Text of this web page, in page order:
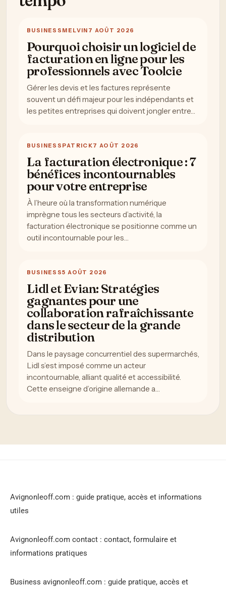
BUSINESS MELVIN 7 AOÛT 2026
Pourquoi choisir un logiciel de
facturation en ligne pour les
professionnels avec Toolcie
Gérer les devis et les factures représente
souvent un défi majeur pour les indépendants et
les petites entreprises qui doivent jongler entre…
BUSINESS PATRICK7 AOÛT 2026
La facturation électronique : 7
bénéfices incontournables
pour votre entreprise
À l’heure où la transformation numérique
imprègne tous les secteurs d’activité, la
facturation électronique se positionne comme un
outil incontournable pour les…
BUSINESS5 AOÛT 2026
Lidl et Evian: Stratégies
gagnantes pour une
collaboration rafraîchissante
dans le secteur de la grande
distribution
Dans le paysage concurrentiel des supermarchés,
Lidl s’est imposé comme un acteur
incontournable, alliant qualité et accessibilité.
Cette enseigne d’origine allemande a…
Avignonleoff.com : guide pratique, accès et informations
utiles
Avignonleoff.com contact : contact, formulaire et
informations pratiques
Business avignonleoff.com : guide pratique, accès et